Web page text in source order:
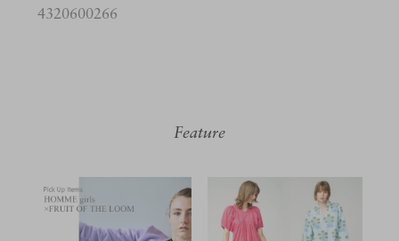
4320600266
Feature